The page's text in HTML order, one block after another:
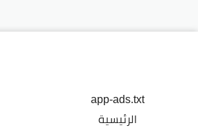
app-ads.txt
الرئيسية